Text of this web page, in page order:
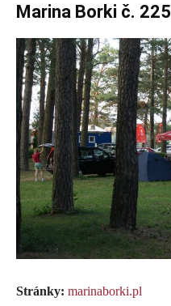
Marina Borki č. 225
Stránky: marinaborki.pl